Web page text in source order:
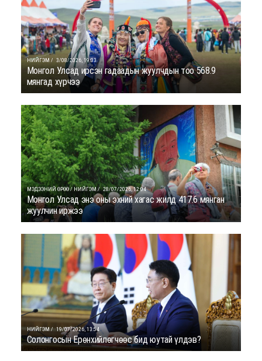
НИЙГЭМ / 3/08/2026, 19:03
Монгол Улсад ирсэн гадаадын жуулчдын тоо 568.9
мянгад хүрчээ
МЭДЭЭНИЙ ӨРӨӨ / НИЙГЭМ / 28/07/2026, 12:04
Монгол Улсад энэ оны эхний хагас жилд 417.6 мянган
жуулчин иржээ
НИЙГЭМ / 19/07/2026, 13:54
Солонгосын Ерөнхийлөгчөөс бид юутай үлдэв?